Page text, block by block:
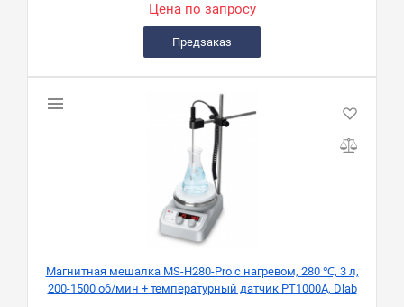
Цена по запросу
Предзаказ
Магнитная мешалка MS-H280-Pro с нагревом, 280 ℃, 3 л,
200-1500 об/мин + температурный датчик PT1000A, Dlab